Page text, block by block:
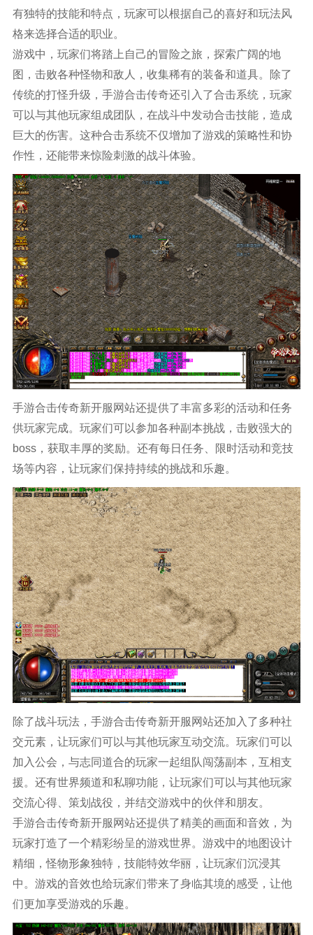
有独特的技能和特点，玩家可以根据自己的喜好和玩法风
格来选择合适的职业。
游戏中，玩家们将踏上自己的冒险之旅，探索广阔的地
图，击败各种怪物和敌人，收集稀有的装备和道具。除了
传统的打怪升级，手游合击传奇还引入了合击系统，玩家
可以与其他玩家组成团队，在战斗中发动合击技能，造成
巨大的伤害。这种合击系统不仅增加了游戏的策略性和协
作性，还能带来惊险刺激的战斗体验。
手游合击传奇新开服网站还提供了丰富多彩的活动和任务
供玩家完成。玩家们可以参加各种副本挑战，击败强大的
boss，获取丰厚的奖励。还有每日任务、限时活动和竞技
场等内容，让玩家们保持持续的挑战和乐趣。
除了战斗玩法，手游合击传奇新开服网站还加入了多种社
交元素，让玩家们可以与其他玩家互动交流。玩家们可以
加入公会，与志同道合的玩家一起组队闯荡副本，互相支
援。还有世界频道和私聊功能，让玩家们可以与其他玩家
交流心得、策划战役，并结交游戏中的伙伴和朋友。
手游合击传奇新开服网站还提供了精美的画面和音效，为
玩家打造了一个精彩纷呈的游戏世界。游戏中的地图设计
精细，怪物形象独特，技能特效华丽，让玩家们沉浸其
中。游戏的音效也给玩家们带来了身临其境的感受，让他
们更加享受游戏的乐趣。